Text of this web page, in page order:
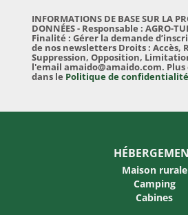
INFORMATIONS DE BASE SUR LA
DONNÉES - Responsable : AGRO-
Finalité : Gérer la demande
de nos newsletters Droits : Accès,
Suppression, Opposition,
l'email amaido@amaido.com.
dans le Politique de confidentialité
Maison rurale
Camping
Cabines